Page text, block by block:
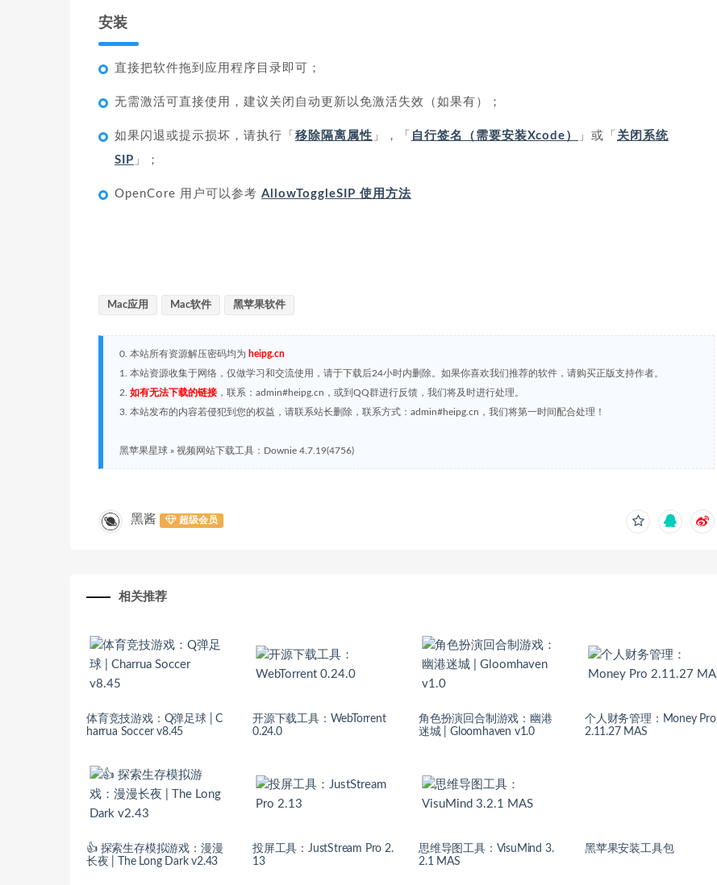
安装
直接把软件拖到应用程序目录即可；
无需激活可直接使用，建议关闭自动更新以免激活失效（如果有）；
如果闪退或提示损坏，请执行「 移除隔离属性 」，「 自行签名（需要安装Xcode） 」或「 关闭系统
SIP 」；
OpenCore 用户可以参考 AllowToggleSIP 使用方法
Mac应用 Mac软件 黑苹果软件
0. 本站所有资源解压密码均为 heipg.cn
1. 本站资源收集于网络，仅做学习和交流使用，请于下载后24小时内删除。如果你喜欢我们推荐的软件，请购买正版支持作者。
2. 如有无法下载的链接，联系：admin#heipg.cn，或到QQ群进行反馈，我们将及时进行处理。
3. 本站发布的内容若侵犯到您的权益，请联系站长删除，联系方式：admin#heipg.cn，我们将第一时间配合处理！
黑苹果星球 » 视频网站下载工具：Downie 4.7.19(4756)
黑酱 超级会员
相关推荐
体育竞技游戏：Q弹足球 | C
harrua Soccer v8.45
开源下载工具：WebTorrent
0.24.0
角色扮演回合制游戏：幽港
迷城 | Gloomhaven v1.0
个人财务管理：Money Pro
2.11.27 MAS
👍 探索生存模拟游戏：漫漫
长夜 | The Long Dark v2.43
投屏工具：JustStream Pro 2.
13
思维导图工具：VisuMind 3.
2.1 MAS
黑苹果安装工具包